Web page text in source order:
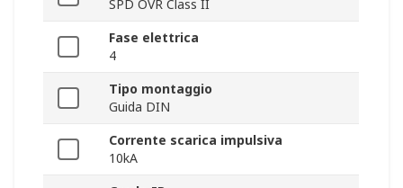
SPD OVR Class II
Fase elettrica
4
Tipo montaggio
Guida DIN
Corrente scarica impulsiva
10kA